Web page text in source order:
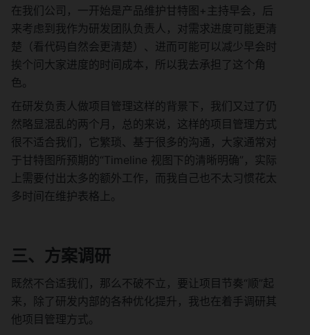
在我们公司，一开始是产品维护甘特图+主持早会，后
来考虑到我作为研发团队负责人，对需求进度可能更清
楚（看代码自然会更清楚）、进而可能可以减少早会时
挨个问大家进度的时间成本，所以我去承担了这个角
色。
在研发负责人做项目管理这样的背景下，我们又过了仍
然略显混乱的两个月，总的来说，这样的项目管理方式
很不适合我们，它繁琐、基于很多的沟通，大家通常对
于甘特图所预期的“Timeline 视图下的清晰明确”，实际
上需要付出太多的额外工作，而我自己也不太习惯花太
多时间在维护表格上。
三、方案调研
既然不合适我们，那么不破不立，要让项目节奏“顺”起
来，除了研发内部的各种优化提升，我也在着手调研其
他项目管理方式。